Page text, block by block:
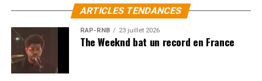
ARTICLES TENDANCES
RAP-RNB 23 juillet 2026
The Weeknd bat un record en France